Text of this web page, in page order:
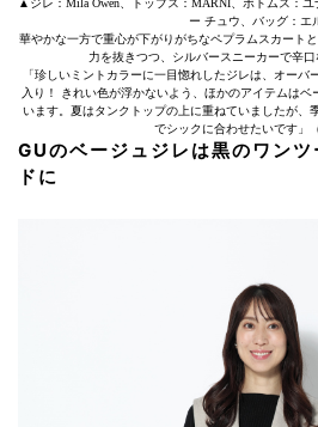
▲ジレ：Mila Owen、トップス：MARNI、ボトムス：
ー チュウ、バッグ：エ
華やかな一方で重心が下がりがちなペプラムスカート
力を抜きつつ、シルバースニーカーで辛口
「珍しいミントカラーに一目惚れしたジレは、オー
入り！ きれい色が浮かないよう、ほかのアイテムは
います。夏はタンクトップの上に重ねていましたが、
でシックに合わせたいです」
GUのベージュジレは黒のワン
ドに